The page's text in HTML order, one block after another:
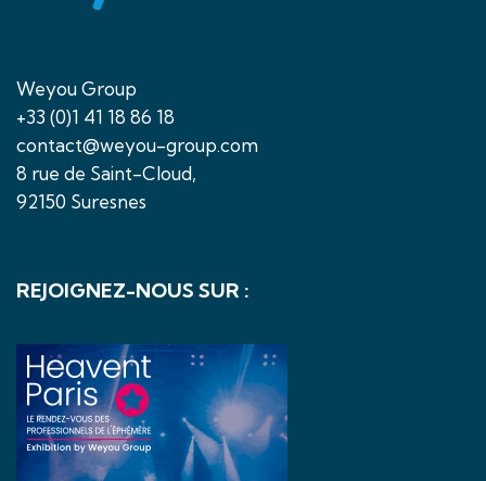
Weyou Group
+33 (0)1 41 18 86 18
contact@weyou-group.com
8 rue de Saint-Cloud,
92150 Suresnes
REJOIGNEZ-NOUS SUR :